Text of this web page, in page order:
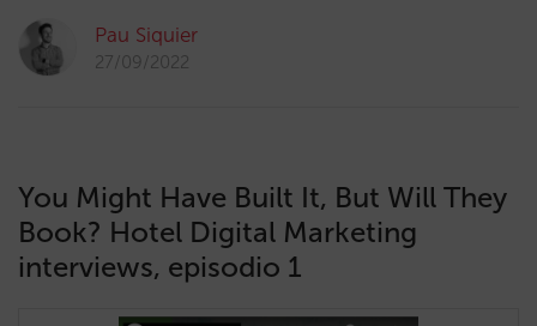
Pau Siquier
27/09/2022
You Might Have Built It, But Will They
Book? Hotel Digital Marketing
interviews, episodio 1